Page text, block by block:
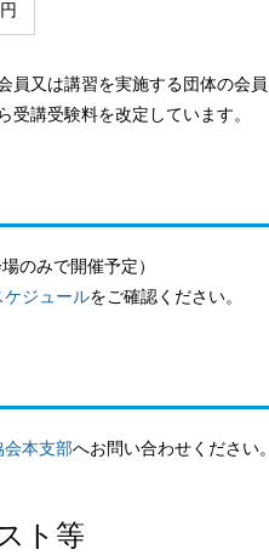
員又は講習を実施する団体の会員
受講受験料を改定しています。
のみで開催予定）
ケジュールをご確認ください。
会本支部へお問い合わせください。
ト等